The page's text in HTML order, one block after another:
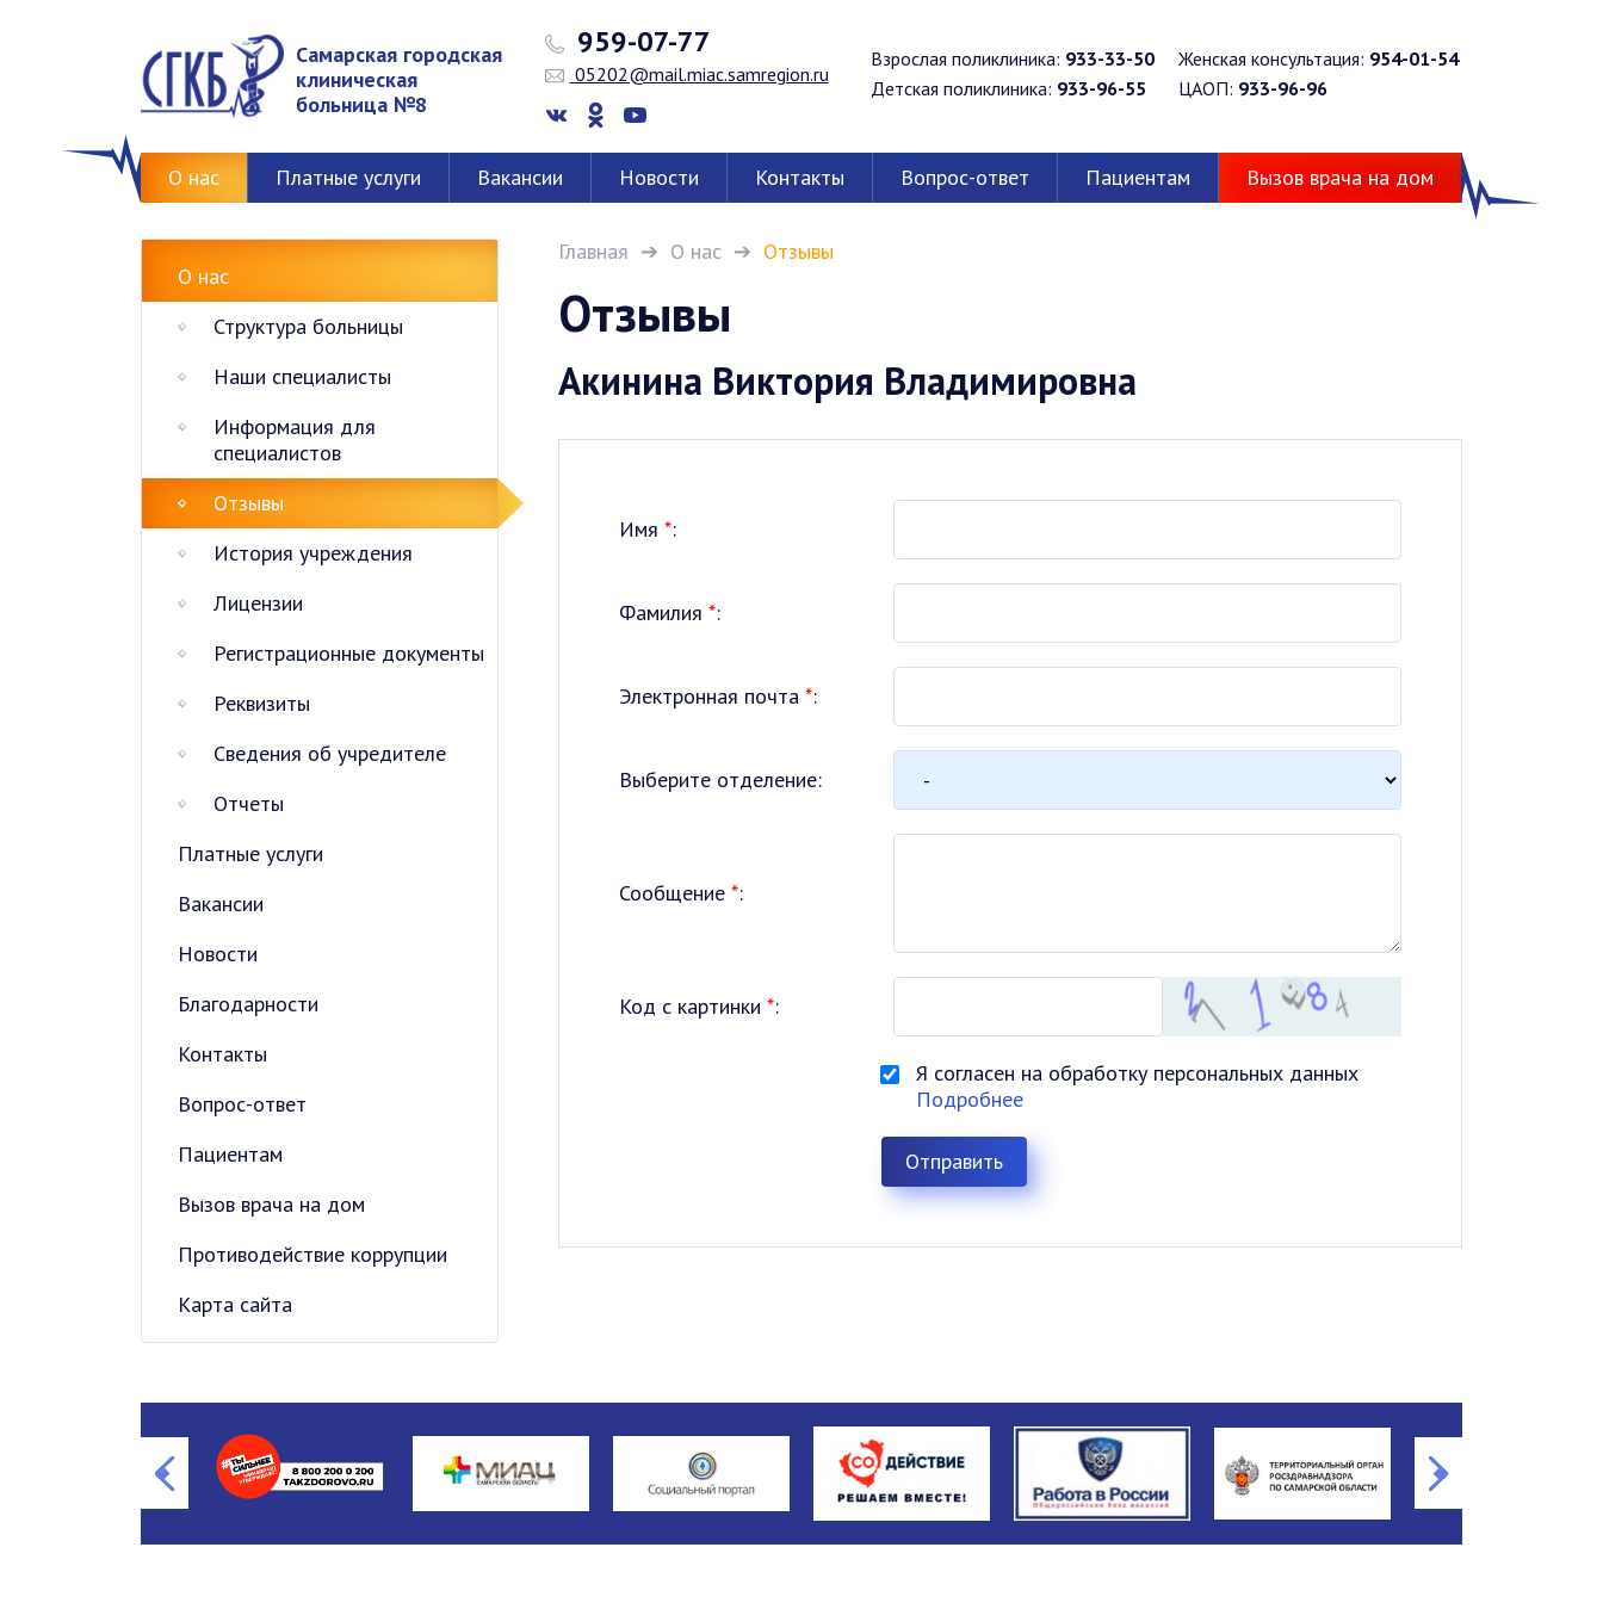
Самарская городская
клиническая
больница №8
959-07-77
05202@mail.miac.samregion.ru
Взрослая поликлиника: 933-33-50
Детская поликлиника: 933-96-55
Женская консультация: 954-01-54
ЦАОП: 933-96-96
О нас Платные услуги Вакансии Новости Контакты Вопрос-ответ Пациентам Вызов врача на дом
О нас
Структура больницы
Наши специалисты
Информация для
специалистов
Отзывы
История учреждения
Лицензии
Регистрационные документы
Реквизиты
Сведения об учредителе
Отчеты
Платные услуги
Вакансии
Новости
Благодарности
Контакты
Вопрос-ответ
Пациентам
Вызов врача на дом
Противодействие коррупции
Карта сайта
Главная О нас Отзывы
Отзывы
Акинина Виктория Владимировна
Имя *:
Фамилия *:
Электронная почта *:
Выберите отделение:
Сообщение *:
Код с картинки *:
Я согласен на обработку персональных данных
Подробнее